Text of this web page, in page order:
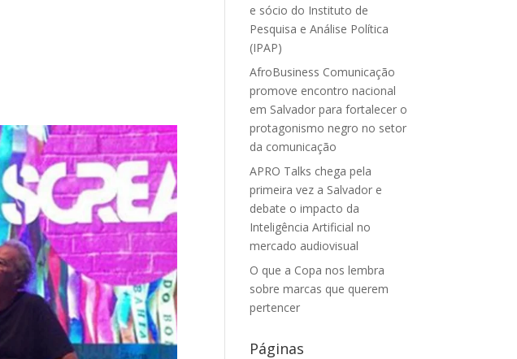
e sócio do Instituto de
Pesquisa e Análise Política
(IPAP)
AfroBusiness Comunicação
promove encontro nacional
em Salvador para fortalecer o
protagonismo negro no setor
da comunicação
APRO Talks chega pela
primeira vez a Salvador e
debate o impacto da
Inteligência Artificial no
mercado audiovisual
O que a Copa nos lembra
sobre marcas que querem
pertencer
Páginas